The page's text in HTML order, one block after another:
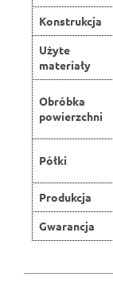
Konstrukcja
Użyte
materiały
Obróbka
powierzchni
Półki
Produkcja
Gwarancja